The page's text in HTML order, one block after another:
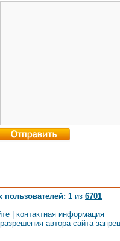
пользователей: 1 из 6701
контактная информация
автора сайта